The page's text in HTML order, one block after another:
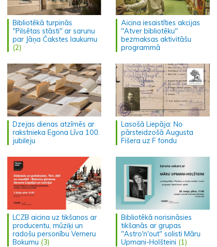
Bibliotēkā turpinās
"Pilsētas stāsti" ar sarunu
par Jāņa Čakstes laukumu
(2)
Aicina iesaistīties akcijas
"Atver bibliotēku"
bezmaksas aktivitāšu
programmā
Dzejas dienas atzīmēs ar
rakstnieka Egona Līva 100.
jubileju
Lasošā Liepāja: No
pārsteidzošā Augusta
Fišera uz F fondu
LCZB aicina uz tikšanos ar
producentu, mūziķi un
radošu personību Verneru
Bokumu (3)
Bibliotēkā norisināsies
tikšanās ar grupas
"Astro'n'out" solisti Māru
Upmani-Holšteini (1)